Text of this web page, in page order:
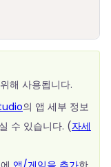
해 사용됩니다.
의 앱 세부 정보
수 있습니다. (자세